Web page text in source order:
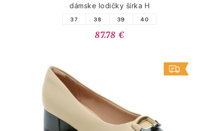
dámske lodičky šírka H
37 38 39 40
87.78 €